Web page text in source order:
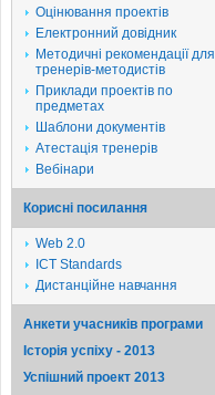
Оцінювання проектів
Електронний довідник
Методичні рекомендації для
тренерів-методистів
Приклади проектів по
предметах
Шаблони документів
Атестація тренерів
Вебінари
Корисні посилання
Web 2.0
ICT Standards
Дистанційне навчання
Анкети учасників програми
Історія успіху - 2013
Успішний проект 2013